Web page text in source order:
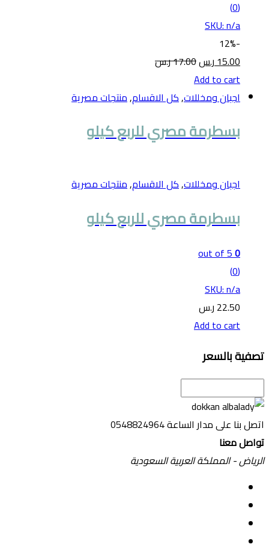
(0)
SKU: n/a
-
12%
15.00ر.س17.00ر.س
Add to cart
اجبان ومخللات,كل الاقسام,منتجات مصرية
بسطرمة مصري للربع كيلو
اجبان ومخللات,كل الاقسام,منتجات مصرية
بسطرمة مصري للربع كيلو
0
out of 5
(0)
SKU: n/a
22.50 ر.س
Add to cart
تصفية بالسعر
اتصل بنا على مدار الساعة0548824964
تواصل معنا
الرياض - المملكة العربية السعودية